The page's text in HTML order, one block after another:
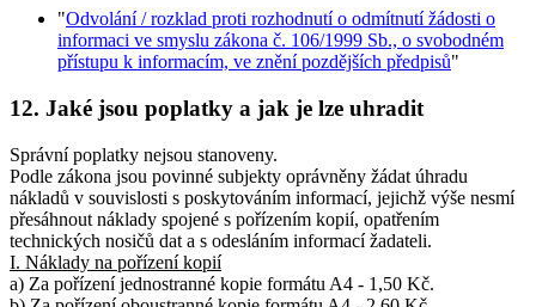
"Odvolání / rozklad proti rozhodnutí o odmítnutí žádosti o
informaci ve smyslu zákona č. 106/1999 Sb., o svobodném
přístupu k informacím, ve znění pozdějších předpisů"
12. Jaké jsou poplatky a jak je lze uhradit
Správní poplatky nejsou stanoveny.
Podle zákona jsou povinné subjekty oprávněny žádat úhradu
nákladů v souvislosti s poskytováním informací, jejichž výše nesmí
přesáhnout náklady spojené s pořízením kopií, opatřením
technických nosičů dat a s odesláním informací žadateli.
I. Náklady na pořízení kopií
a) Za pořízení jednostranné kopie formátu A4 - 1,50 Kč.